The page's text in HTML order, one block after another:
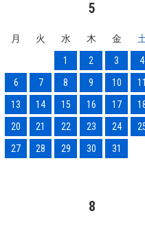
5
月 火 水 木 金
1
2 3 4
6
7 8 9 10 11
13
14 15 16 17
20
21 22 23 24
27
28 29 30 31
8